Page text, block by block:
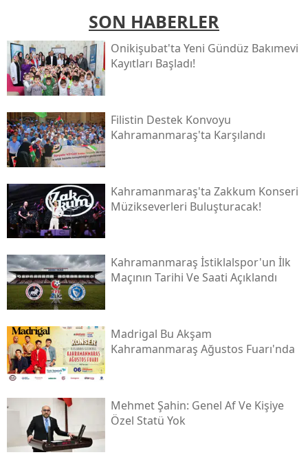
SON HABERLER
Onikişubat'ta Yeni Gündüz Bakımevi
Kayıtları Başladı!
Filistin Destek Konvoyu
Kahramanmaraş'ta Karşılandı
Kahramanmaraş'ta Zakkum Konseri
Müzikseverleri Buluşturacak!
Kahramanmaraş İstiklalspor'un İlk
Maçının Tarihi Ve Saati Açıklandı
Madrigal Bu Akşam
Kahramanmaraş Ağustos Fuarı'nda
Mehmet Şahin: Genel Af Ve Kişiye
Özel Statü Yok